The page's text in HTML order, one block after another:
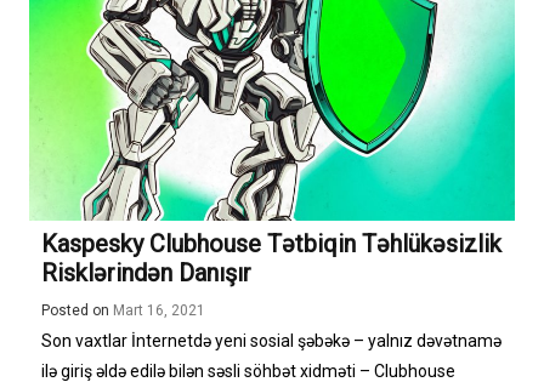
Kaspesky Clubhouse Tətbiqin Təhlükəsizlik
Risklərindən Danışır
Posted on Mart 16, 2021
Son vaxtlar İnternetdə yeni sosial şəbəkə – yalnız dəvətnamə
ilə giriş əldə edilə bilən səsli söhbət xidməti – Clubhouse